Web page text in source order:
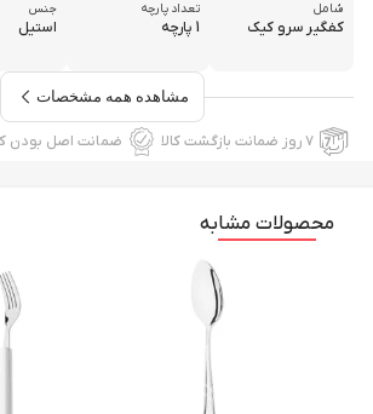
شامل
کفگیر سرو کیک
تعداد پارچه
1 پارچه
جنس
استیل
مشاهده همه مشخصات
۷ روز ضمانت بازگشت کالا ضمانت اصل بودن
محصولات مشابه